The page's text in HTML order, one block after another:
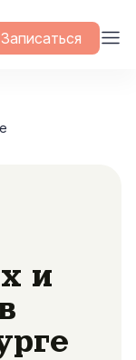
Записаться
и